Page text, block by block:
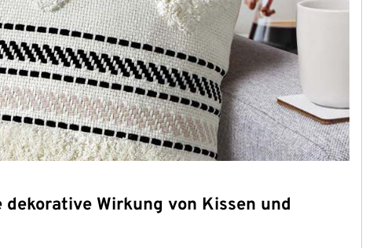
Wirkung von Kissen und